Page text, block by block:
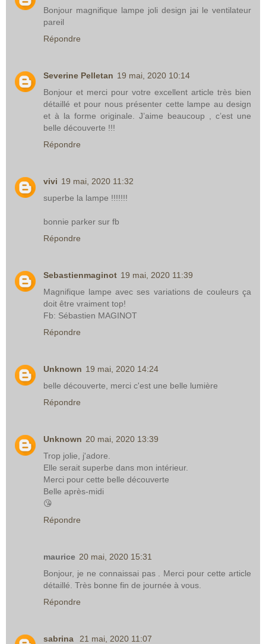
Bonjour magnifique lampe joli design jai le ventilateur
pareil
Répondre
Severine Pelletan 19 mai, 2020 10:14
Bonjour et merci pour votre excellent article très bien
détaillé et pour nous présenter cette lampe au design
et à la forme originale. J’aime beaucoup , c’est une
belle découverte !!!
Répondre
vivi 19 mai, 2020 11:32
superbe la lampe !!!!!!!
bonnie parker sur fb
Répondre
Sebastienmaginot 19 mai, 2020 11:39
Magnifique lampe avec ses variations de couleurs ça
doit être vraiment top!
Fb: Sébastien MAGINOT
Répondre
Unknown 19 mai, 2020 14:24
belle découverte, merci c'est une belle lumière
Répondre
Unknown 20 mai, 2020 13:39
Trop jolie, j'adore.
Elle serait superbe dans mon intérieur.
Merci pour cette belle découverte
Belle après-midi
😘
Répondre
maurice 20 mai, 2020 15:31
Bonjour, je ne connaissai pas . Merci pour cette article
détaillé. Très bonne fin de journée à vous.
Répondre
sabrina
21 mai, 2020 11:07